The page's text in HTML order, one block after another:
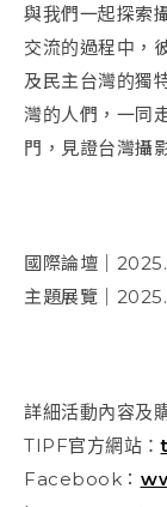
與我們一起探索
交流的過程中，
及民主台灣的獨
灣的人們，一同
門，見證台灣攝
國際論壇｜
主題展覽｜
詳細活動內容及
TIPF官方網站：
Facebook：